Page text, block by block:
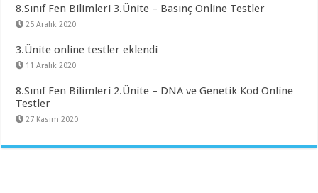
8.Sınıf Fen Bilimleri 3.Ünite – Basınç Online Testler
25 Aralık 2020
3.Ünite online testler eklendi
11 Aralık 2020
8.Sınıf Fen Bilimleri 2.Ünite – DNA ve Genetik Kod Online
Testler
27 Kasım 2020